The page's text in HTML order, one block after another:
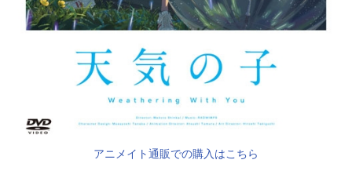
アニメイト通販での購入はこちら